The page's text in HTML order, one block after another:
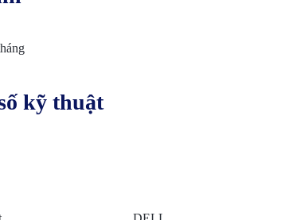
kỹ thuật